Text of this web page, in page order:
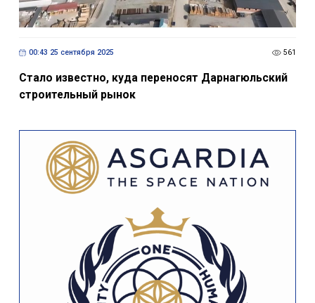
00:43 25 сентября 2025 561
Стало известно, куда переносят Дарнагюльский
строительный рынок